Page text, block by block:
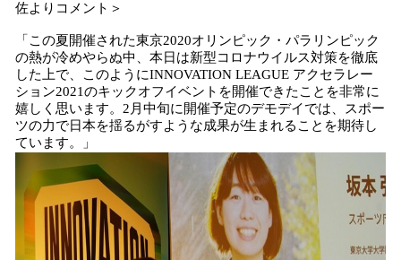
佐よりコメント＞
「この夏開催された東京2020オリンピック・パラリンピック
の熱が冷めやらぬ中、本日は新型コロナウイルス対策を徹底
した上で、このようにINNOVATION LEAGUE アクセラレー
ション2021のキックオフイベントを開催できたことを非常に
嬉しく思います。2月中旬に開催予定のデモデイでは、スポー
ツの力で日本を揺るがすような成果が生まれることを期待し
ています。」